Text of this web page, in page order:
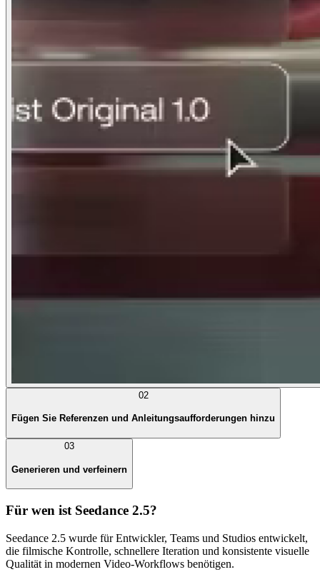
02
Fügen Sie Referenzen und Anleitungsaufforderungen hinzu
03
Generieren und verfeinern
Für wen ist Seedance 2.5?
Seedance 2.5 wurde für Entwickler, Teams und Studios entwickelt,
die filmische Kontrolle, schnellere Iteration und konsistente visuelle
Qualität in modernen Video-Workflows benötigen.